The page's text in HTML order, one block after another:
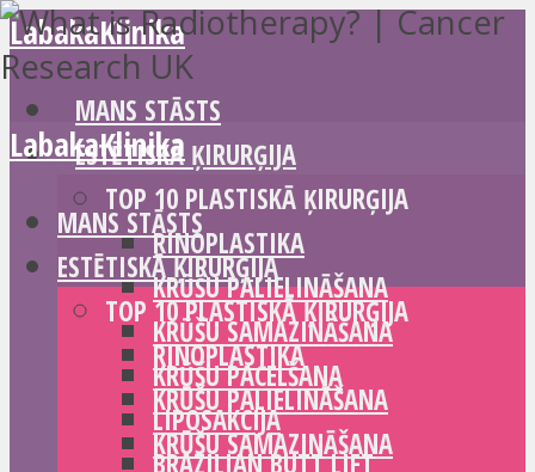
LabakaKlinika
MANS STĀSTS
ESTĒTISKĀ ĶIRURĢIJA
TOP 10 PLASTISKĀ ĶIRURĢIJA
RINOPLASTIKA
KRŪŠU PALIELINĀŠANA
KRŪŠU SAMAZINĀŠANA
KRŪŠU PACELŠANA
LIPOSAKCIJA
BRAZILIAN BUTT LIFT
LabakaKlinika
MANS STĀSTS
ESTĒTISKĀ ĶIRURĢIJA
TOP 10 PLASTISKĀ ĶIRURĢIJA
RINOPLASTIKA
KRŪŠU PALIELINĀŠANA
KRŪŠU SAMAZINĀŠANA